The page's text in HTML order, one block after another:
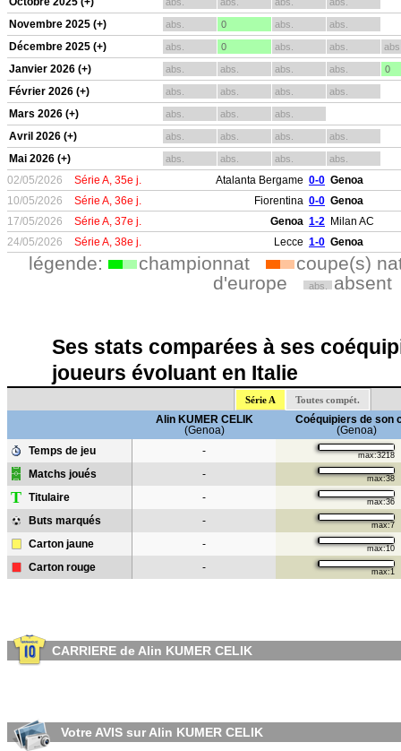
Novembre 2025 (+) abs. 0 abs. abs.
Décembre 2025 (+) abs. 0 abs. abs.
Janvier 2026 (+) abs. abs. abs. abs. 0
Février 2026 (+) abs. abs. abs. abs.
Mars 2026 (+) abs. abs. abs.
Avril 2026 (+) abs. abs. abs. abs.
Mai 2026 (+) abs. abs. abs. abs.
02/05/2026 Série A, 35e j. Atalanta Bergame 0-0 Genoa
10/05/2026
Série A, 36e j. Fiorentina 0-0 Genoa
17/05/2026
Série A, 37e j. Genoa 1-2 Milan AC
24/05/2026
Série A, 38e j. Lecce 1-0 Genoa
légende: championnat
coupe(s)
d'europe
abs. absent
Ses stats comparées à ses
joueurs évoluant en Italie
Série A Toutes compét.
Alin KUMER CELIK
(Genoa)
Coéquipiers de son
(Genoa)
Temps de jeu
- max:3218
Matchs joués - max:38
T Titulaire - max:36
Buts marqués - max:7
Carton jaune - max:10
Carton rouge - max:1
CARRIERE de Alin KUMER CELIK
Votre AVIS sur Alin KUMER CELIK